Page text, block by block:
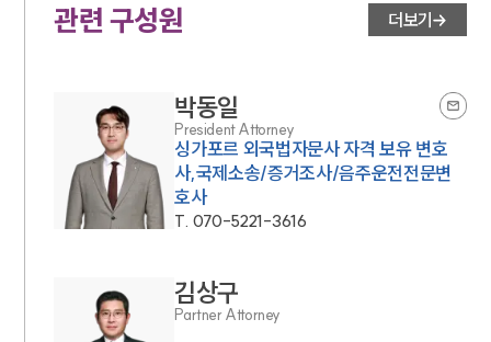
관련 구성원 더보기
박동일
President Attorney
싱가포르 외국법자문사 자격 보유 변호
사,국제소송/증거조사/음주운전전문변
호사
T. 070-5221-3616
김상구
Partner Attorney